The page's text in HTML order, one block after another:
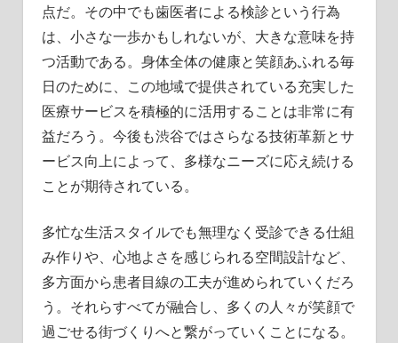
点だ。その中でも歯医者による検診という行為
は、小さな一歩かもしれないが、大きな意味を持
つ活動である。身体全体の健康と笑顔あふれる毎
日のために、この地域で提供されている充実した
医療サービスを積極的に活用することは非常に有
益だろう。今後も渋谷ではさらなる技術革新とサ
ービス向上によって、多様なニーズに応え続ける
ことが期待されている。
多忙な生活スタイルでも無理なく受診できる仕組
み作りや、心地よさを感じられる空間設計など、
多方面から患者目線の工夫が進められていくだろ
う。それらすべてが融合し、多くの人々が笑顔で
過ごせる街づくりへと繋がっていくことになる。